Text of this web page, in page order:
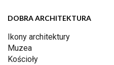
DOBRA ARCHITEKTURA
Ikony architektury
Muzea
Kościoły